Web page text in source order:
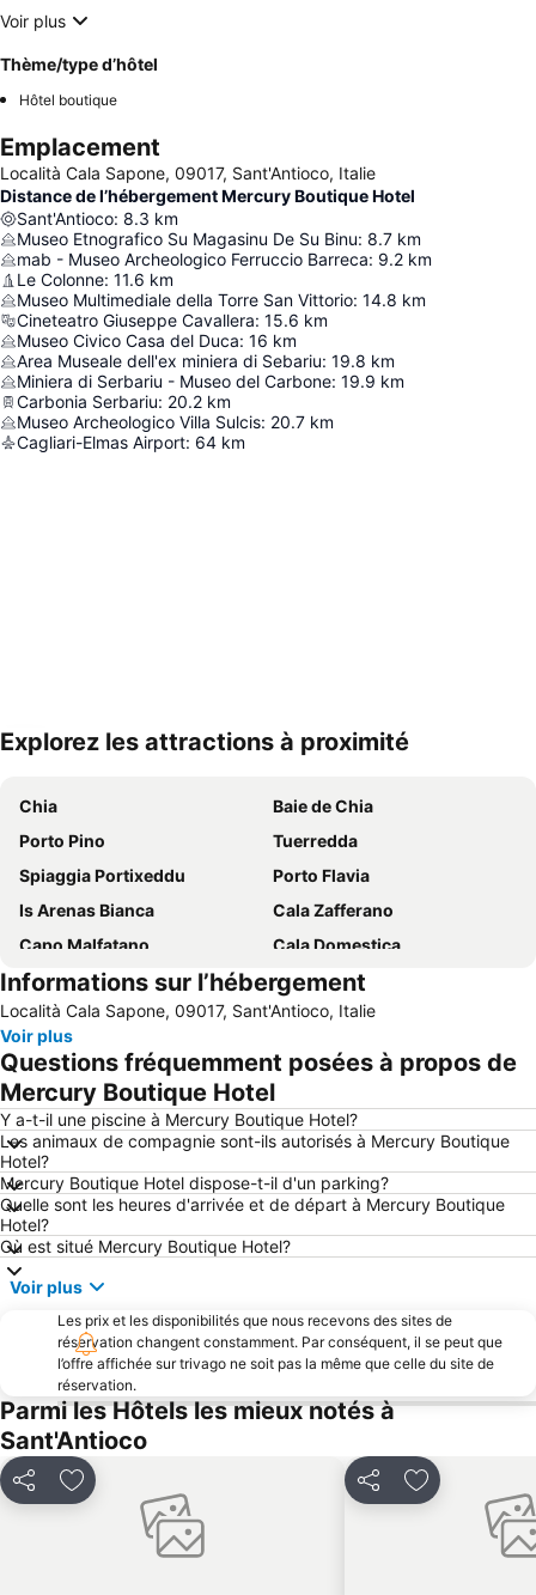
Voir plus
Thème/type d’hôtel
Hôtel boutique
Emplacement
Località Cala Sapone, 09017, Sant'Antioco, Italie
Distance de l’hébergement Mercury Boutique Hotel
Sant'Antioco: 8.3 km
Museo Etnografico Su Magasinu De Su Binu: 8.7 km
mab - Museo Archeologico Ferruccio Barreca: 9.2 km
Le Colonne: 11.6 km
Museo Multimediale della Torre San Vittorio: 14.8 km
Cineteatro Giuseppe Cavallera: 15.6 km
Museo Civico Casa del Duca: 16 km
Area Museale dell'ex miniera di Sebariu: 19.8 km
Miniera di Serbariu - Museo del Carbone: 19.9 km
Carbonia Serbariu: 20.2 km
Museo Archeologico Villa Sulcis: 20.7 km
Cagliari-Elmas Airport: 64 km
Explorez les attractions à proximité
Chia
Baie de Chia
Porto Pino
Tuerredda
Spiaggia Portixeddu
Porto Flavia
Is Arenas Bianca
Cala Zafferano
Capo Malfatano
Cala Domestica
Masua
Spiaggia Maladroxia
Su Giudeu
Spiaggia Maladroxia
Sant'Antioco
Villaggio Ipogeo
Porto Pino
Porto Botte
Spiaggia Fontanamare
Miniera di Nebida
Masua
Informations sur l’hébergement
Località Cala Sapone, 09017, Sant'Antioco, Italie
Voir plus
Questions fréquemment posées à propos de
Mercury Boutique Hotel
Y a-t-il une piscine à Mercury Boutique Hotel?
Les animaux de compagnie sont-ils autorisés à Mercury Boutique
Hotel?
Mercury Boutique Hotel dispose-t-il d'un parking?
Quelle sont les heures d'arrivée et de départ à Mercury Boutique
Hotel?
Où est situé Mercury Boutique Hotel?
Voir plus
Les prix et les disponibilités que nous recevons des sites de
réservation changent constamment. Par conséquent, il se peut que
l’offre affichée sur trivago ne soit pas la même que celle du site de
réservation.
Parmi les Hôtels les mieux notés à
Sant'Antioco
PartagerAjouter à mes favoris PartagerAjouter à